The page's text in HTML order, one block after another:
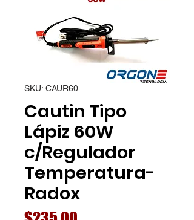
SKU: CAUR60
Cautin Tipo
Lápiz 60W
c/Regulador
Temperatura-
Radox